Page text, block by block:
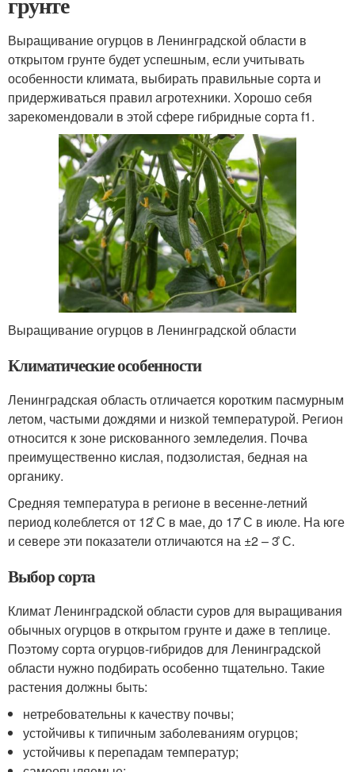
Выращивание огурцов в Ленинградской области в
открытом грунте будет успешным, если учитывать
особенности климата, выбирать правильные сорта и
придерживаться правил агротехники. Хорошо себя
зарекомендовали в этой сфере гибридные сорта f1.
Выращивание огурцов в Ленинградской области
Климатические особенности
Ленинградская область отличается коротким пасмурным
летом, частыми дождями и низкой температурой. Регион
относится к зоне рискованного земледелия. Почва
преимущественно кислая, подзолистая, бедная на
органику.
Средняя температура в регионе в весенне-летний
период колеблется от 12 ̊С в мае, до 17 ̊С в июле. На юге
и севере эти показатели отличаются на ±2 – 3 ̊С.
Выбор сорта
Климат Ленинградской области суров для выращивания
обычных огурцов в открытом грунте и даже в теплице.
Поэтому сорта огурцов-гибридов для Ленинградской
области нужно подбирать особенно тщательно. Такие
растения должны быть:
нетребовательны к качеству почвы;
устойчивы к типичным заболеваниям огурцов;
устойчивы к перепадам температур;